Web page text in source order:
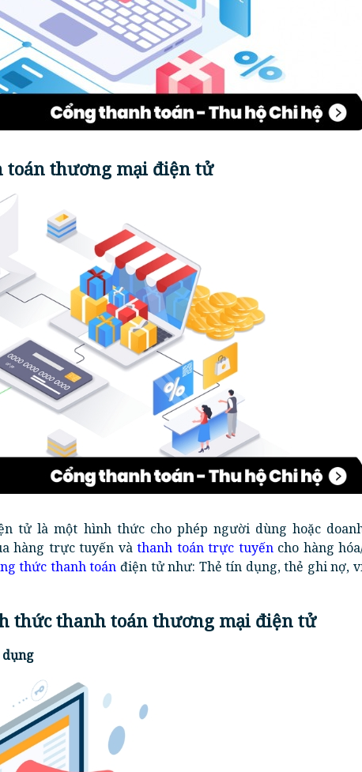
toán thương mại điện tử
tử là một hình thức cho phép người dùng hoặc
hàng trực tuyến và thanh toán trực tuyếncho hàng
thức thanh toán điện tử như: Thẻ tín dụng, thẻ ghi nợ,
thức thanh toán thương mại điện tử
dụng